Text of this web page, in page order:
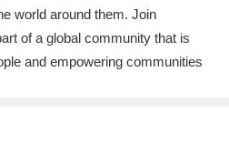
world around them. Join
of a global community that is
and empowering communities